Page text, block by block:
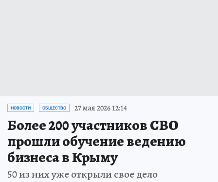
НОВОСТИ ОБЩЕСТВО 27 мая 2026 12:14
Более 200 участников СВО
прошли обучение ведению
бизнеса в Крыму
50 из них уже открыли свое дело